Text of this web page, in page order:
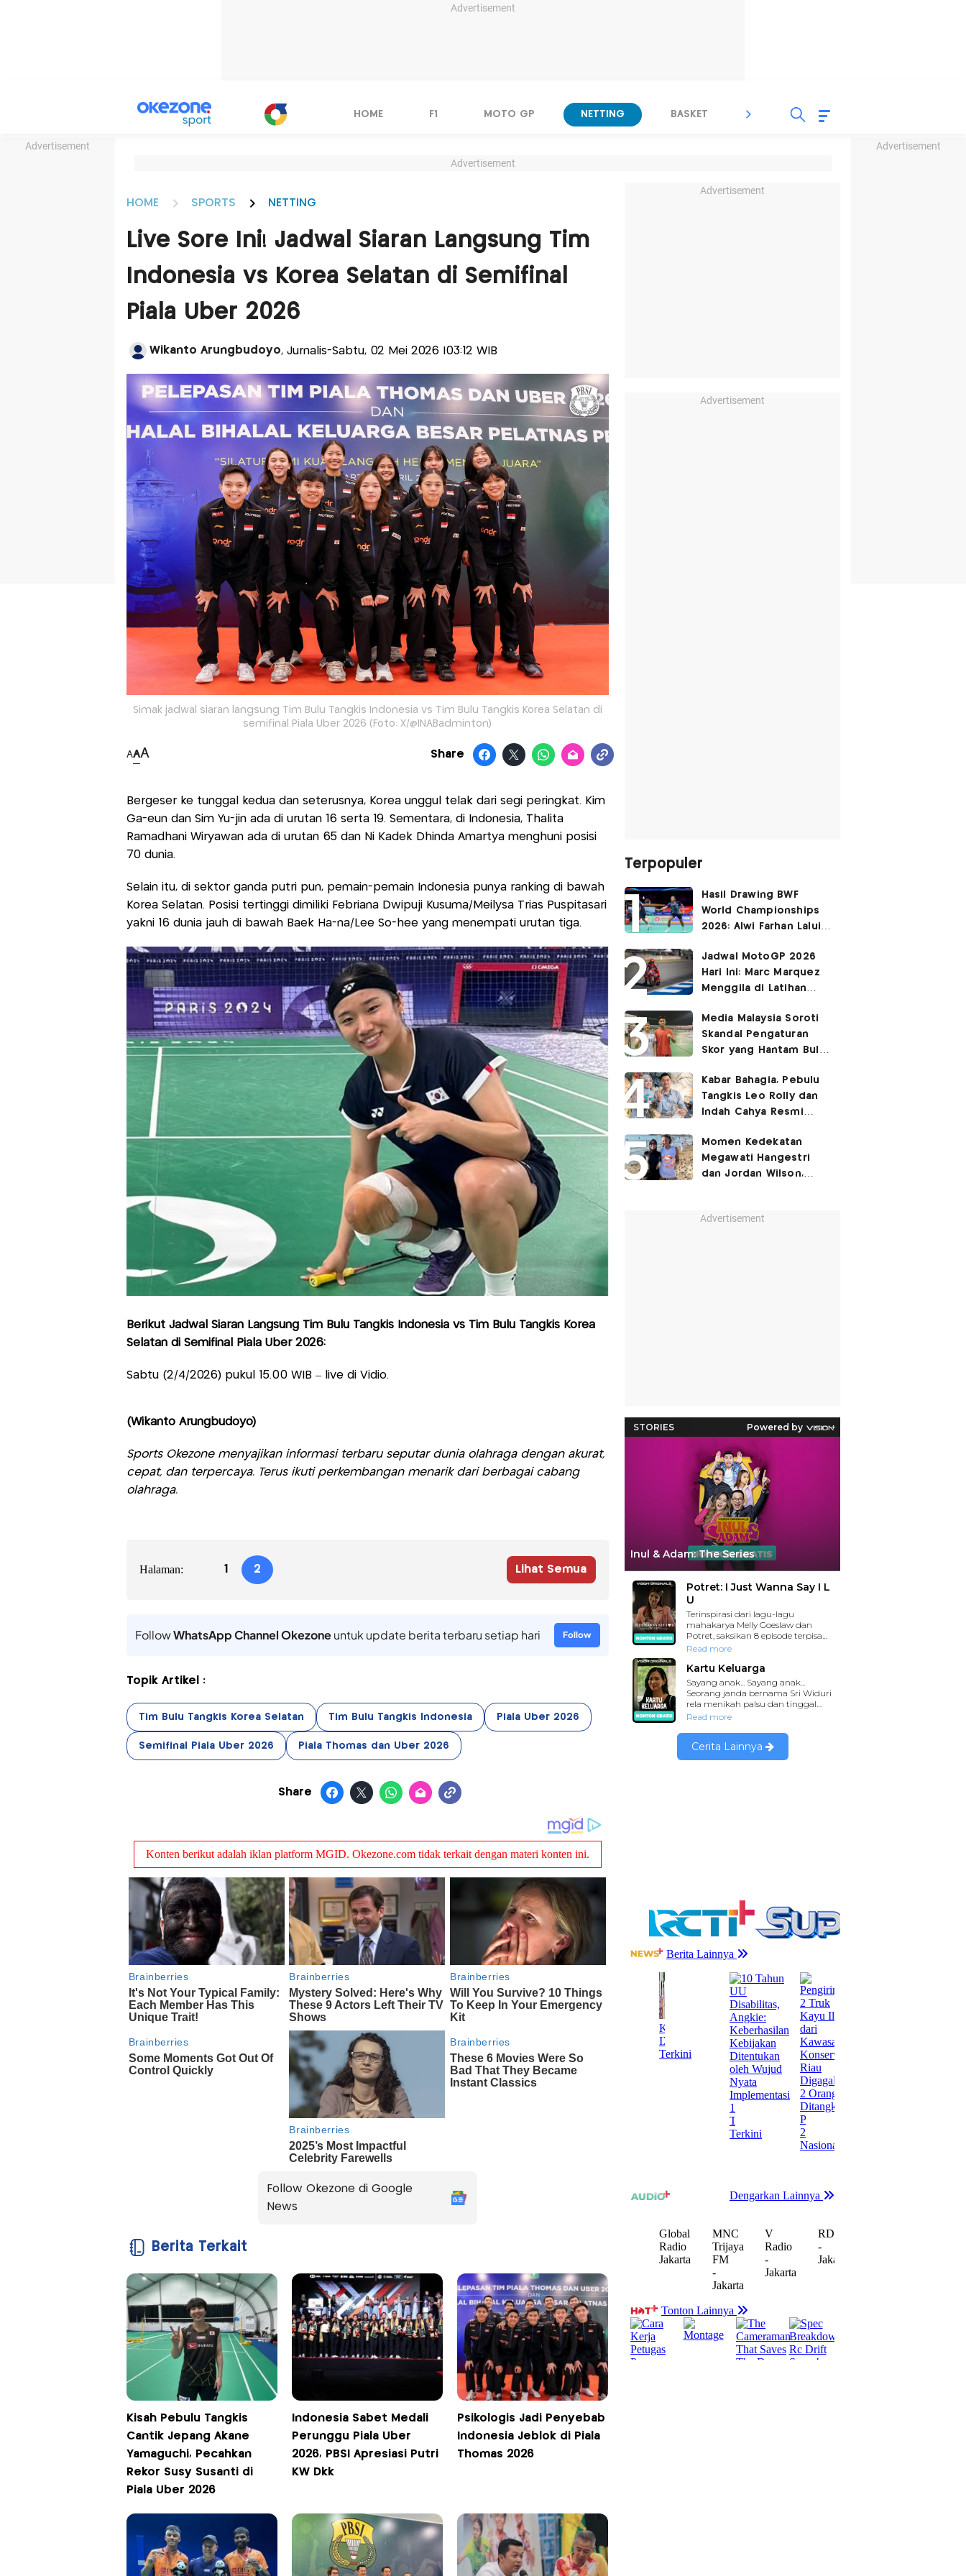
Advertisement
Advertisement Advertisement
HOME F1 MOTO GP NETTING BASKET SPORT LAIN
Advertisement
HOME SPORTS NETTING
Live Sore Ini! Jadwal Siaran Langsung Tim
Indonesia vs Korea Selatan di Semifinal
Piala Uber 2026
Wikanto Arungbudoyo, Jurnalis-Sabtu, 02 Mei 2026 |03:12 WIB
Simak jadwal siaran langsung Tim Bulu Tangkis Indonesia vs Tim Bulu Tangkis Korea Selatan di
semifinal Piala Uber 2026 (Foto: X/@INABadminton)
AAA Share
Bergeser ke tunggal kedua dan seterusnya, Korea unggul telak dari segi peringkat. Kim
Ga-eun dan Sim Yu-jin ada di urutan 16 serta 19. Sementara, di Indonesia, Thalita
Ramadhani Wiryawan ada di urutan 65 dan Ni Kadek Dhinda Amartya menghuni posisi
70 dunia.
Selain itu, di sektor ganda putri pun, pemain-pemain Indonesia punya ranking di bawah
Korea Selatan. Posisi tertinggi dimiliki Febriana Dwipuji Kusuma/Meilysa Trias Puspitasari
yakni 16 dunia jauh di bawah Baek Ha-na/Lee So-hee yang menempati urutan tiga.
Berikut Jadwal Siaran Langsung Tim Bulu Tangkis Indonesia vs Tim Bulu Tangkis Korea
Selatan di Semifinal Piala Uber 2026:
Sabtu (2/4/2026) pukul 15.00 WIB – live di Vidio.
(Wikanto Arungbudoyo)
Sports Okezone menyajikan informasi terbaru seputar dunia olahraga dengan akurat,
cepat, dan terpercaya. Terus ikuti perkembangan menarik dari berbagai cabang
olahraga.
Halaman: 1 2 Lihat Semua
FollowWhatsApp Channel Okezoneuntuk update berita terbaru setiap hari Follow
Topik Artikel :
Tim Bulu Tangkis Korea Selatan Tim Bulu Tangkis Indonesia Piala Uber 2026
Semifinal Piala Uber 2026 Piala Thomas dan Uber 2026
Share
Follow Okezone di Google
News
Berita Terkait
Kisah Pebulu Tangkis
Cantik Jepang Akane
Yamaguchi, Pecahkan
Rekor Susy Susanti di
Piala Uber 2026
Indonesia Sabet Medali
Perunggu Piala Uber
2026, PBSI Apresiasi Putri
KW Dkk
Psikologis Jadi Penyebab
Indonesia Jeblok di Piala
Thomas 2026
Advertisement
Advertisement
Terpopuler
Hasil Drawing BWF
World Championships
2026: Alwi Farhan Lalui
DapatBye
Jadwal MotoGP 2026
Hari Ini: Marc Marquez
Menggila di Latihan
Media Malaysia Soroti
Skandal Pengaturan
Skor yang Hantam Bulu
Libatkan Jafar/Felisha!
Kabar Bahagia, Pebulu
Tangkis Leo Rolly dan
Indah Cahya Resmi
Momen Kedekatan
Megawati Hangestri
dan Jordan Wilson,
Advertisement